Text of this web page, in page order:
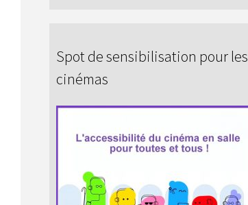
Spot de sensibilisation pour les
cinémas